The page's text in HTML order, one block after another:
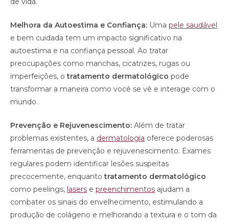
Melhora da Autoestima e Confiança: Uma pele saudável
e bem cuidada tem um impacto significativo na
autoestima e na confiança pessoal. Ao tratar
preocupações como manchas, cicatrizes, rugas ou
imperfeições, otratamento dermatológico pode
transformar a maneira como você se vê e interage com o
mundo.
Prevenção e Rejuvenescimento: Além de tratar
problemas existentes, a dermatologia oferece poderosas
ferramentas de prevenção e rejuvenescimento. Exames
regulares podem identificar lesões suspeitas
precocemente, enquantotratamento dermatológico
como peelings, lasers e preenchimentos ajudam a
combater os sinais do envelhecimento, estimulando a
produção de colágeno e melhorando a textura e o tom da